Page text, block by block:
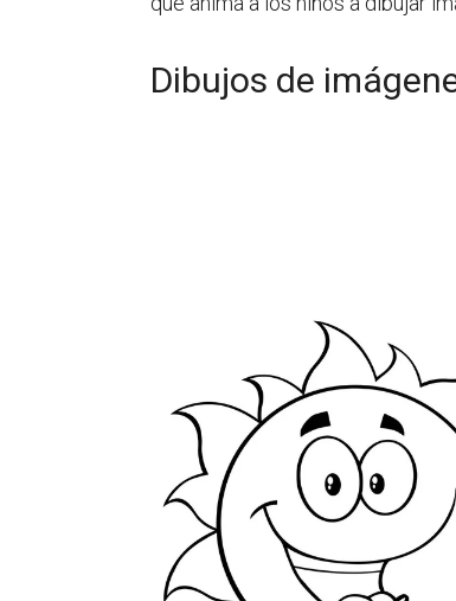
Dibujos de